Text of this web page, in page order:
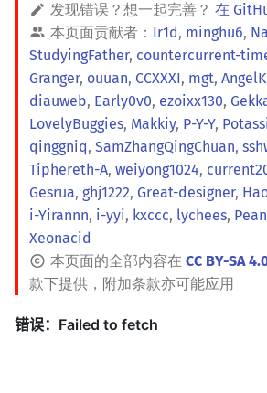
发现错误？想一起完善？ 在
本页面贡献者： Ir1d, minghu6,
StudyingFather, countercurrent-
Granger, ouuan, CCXXXI, mgt,
diauweb, Early0v0, ezoixx130,
LovelyBuggies, Makkiy, P-Y-Y,
qinggniq, SamZhangQingChuan,
Tiphereth-A, weiyong1024,
Gesrua, ghj1222, Great-designer,
i-Yirannn, i-yyi, kxccc, lychees,
Xeonacid
本页面的全部内容在 CC BY-SA
款下提供，附加条款亦可能应用